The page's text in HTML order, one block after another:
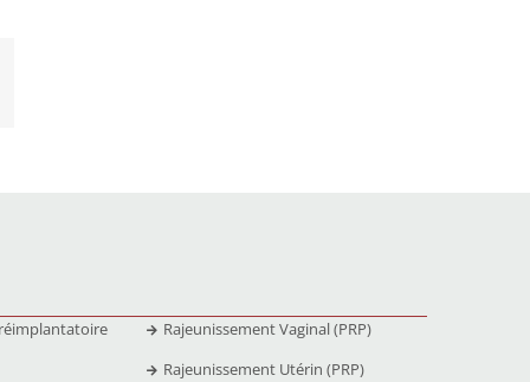
Rajeunissement Vaginal (PRP)
Rajeunissement Utérin (PRP)